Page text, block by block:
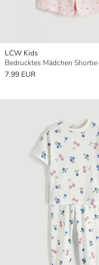
LCW Kids
Bedrucktes Mädchen
7.99 EUR